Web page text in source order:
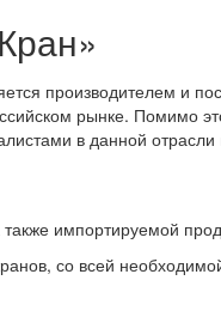
производителем и
рынке. Помимо
в данной отрасли
импортируемой
со всей